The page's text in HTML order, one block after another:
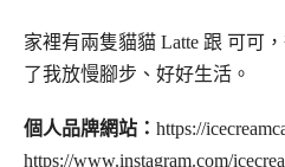
家裡有兩隻貓貓 Latte 跟 可可，
了我放慢腳步、好好生活。
個人品牌網站： https://
https://www.instagram.com/